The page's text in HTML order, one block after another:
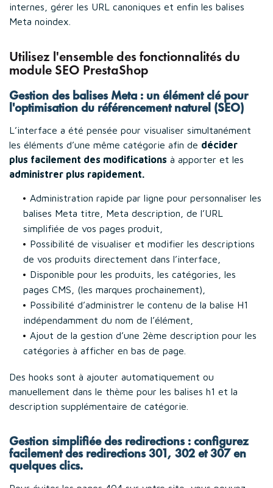
internes, gérer les URL canoniques et enfin les balises
Meta noindex.
Utilisez l'ensemble des fonctionnalités du
module SEO PrestaShop
Gestion des balises Meta : un élément clé pour
l'optimisation du référencement naturel (SEO)
L’interface a été pensée pour visualiser simultanément
les éléments d’une même catégorie afin de décider
plus facilement des modifications à apporter et les
administrer plus rapidement.
Administration rapide par ligne pour personnaliser les
balises Meta titre, Meta description, de l’URL
simplifiée de vos pages produit,
Possibilité de visualiser et modifier les descriptions
de vos produits directement dans l’interface,
Disponible pour les produits, les catégories, les
pages CMS, (les marques prochainement),
Possibilité d’administrer le contenu de la balise H1
indépendamment du nom de l’élément,
Ajout de la gestion d’une 2ème description pour les
catégories à afficher en bas de page.
Des hooks sont à ajouter automatiquement ou
manuellement dans le thème pour les balises h1 et la
description supplémentaire de catégorie.
Gestion simplifiée des redirections : configurez
facilement des redirections 301, 302 et 307 en
quelques clics.